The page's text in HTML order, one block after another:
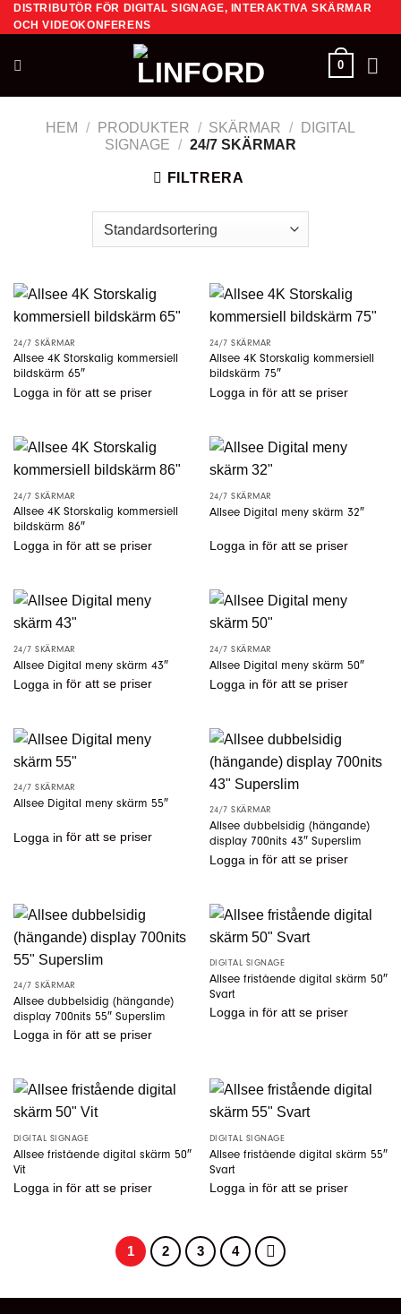
Skip
to
DISTRIBUTÖR FÖR DIGITAL SIGNAGE, INTERAKTIVA SKÄRMAR
OCH VIDEOKONFERENS
0
HEM / PRODUKTER / SKÄRMAR /
DIGITAL
SIGNAGE / 24/7 SKÄRMAR
FILTRERA
24/7 SKÄRMAR
Allsee 4K Storskalig kommersiell
bildskärm 65″
Logga in för att se priser
24/7 SKÄRMAR
Allsee 4K Storskalig kommersiell
bildskärm 75″
Logga in för att se priser
24/7 SKÄRMAR
Allsee 4K Storskalig kommersiell
bildskärm 86″
Logga in för att se priser
24/7 SKÄRMAR
Allsee Digital meny skärm 32″
Logga in för att se priser
24/7 SKÄRMAR
Allsee Digital meny skärm 43″
Logga in för att se priser
24/7 SKÄRMAR
Allsee Digital meny skärm 50″
Logga in för att se priser
24/7 SKÄRMAR
Allsee Digital meny skärm 55″
Logga in för att se priser
24/7 SKÄRMAR
Allsee dubbelsidig (hängande)
display 700nits 43″ Superslim
Logga in för att se priser
24/7 SKÄRMAR
Allsee dubbelsidig (hängande)
display 700nits 55″ Superslim
Logga in för att se priser
DIGITAL SIGNAGE
Allsee fristående digital skärm 50″
Svart
Logga in för att se priser
DIGITAL SIGNAGE
Allsee fristående digital skärm 50″
Vit
Logga in för att se priser
DIGITAL SIGNAGE
Allsee fristående digital skärm 55″
Svart
Logga in för att se priser
1 2 3 4